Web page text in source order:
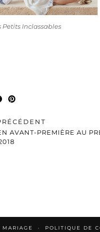
Petits Inclassables
AVANT-PREMIÈRE AU
MARIAGE POLITIQUE DE